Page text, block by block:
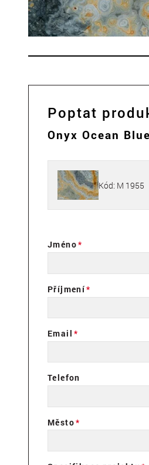
Poptat
Onyx Ocean Blue
Kód: M 1955
Jméno
Příjmení
Email
Telefon
Město